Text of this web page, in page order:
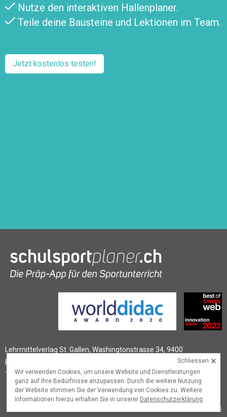
Nutze den interaktiven Hallenplaner.
Teile deine Bausteine und Lektionen im Team.
Jetzt kostenlos testen!
Lehrmittelverlag St. Gallen, Washingtonstrasse 34, 9400
Rorschach
T
+41 (0)58 228 76 90,schulsportplaner@lehrmittelverlag.ch
Lehrmittelverlag St.Gallen
Schliessen ×
Wir verwenden Cookies, um unsere Website und Dienstleistungen
ganz auf Ihre Bedürfnisse anzupassen. Durch die weitere Nutzung
der Website stimmen Sie der Verwendung von Cookies zu. Weitere
Informationen hierzu erhalten Sie in unserer Datenschutzerklärung.